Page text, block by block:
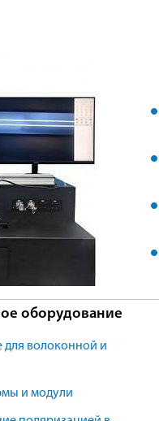
оборудование
для волоконной и
и модули